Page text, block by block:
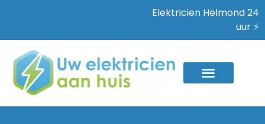
Elektricien Helmond 24
uur ⚡